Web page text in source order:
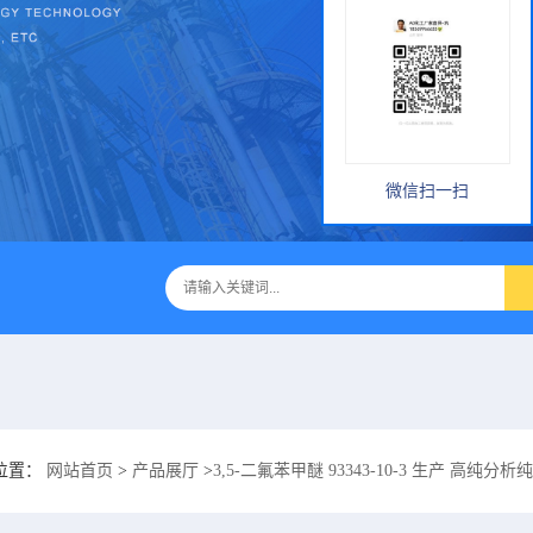
置： 网站首页 > 产品展厅 >3,5-二氟苯甲醚 93343-10-3 生产 高纯分析
微信扫一扫